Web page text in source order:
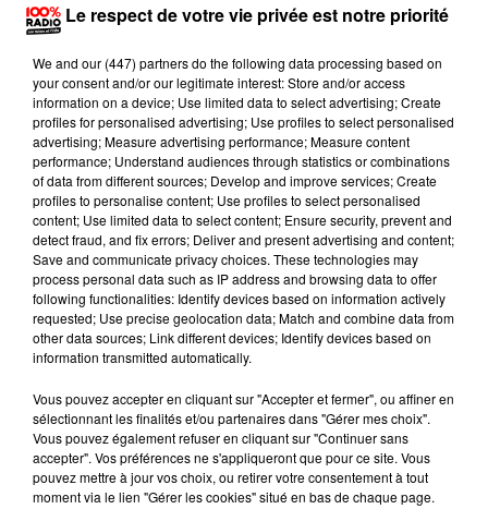
Lecture (2 min 21 sec)
Emmanuel Bouisset
100% Chez vous dans le Tarn
27 mai 2025 - 2 min 21 sec
PODCAST DE L'ÉMISSION 100% CHEZ VOUS
AVEC LA FÊTE DES QUARTIERS DE
L'ASSOCIATION BREUIL MAZICOU.
Pour la 52e édition " la fête des quartiers" de laVille
d'Albiavec l'associationAssociation Breuil Mazicou
Animation sport santé, loto, concours de pétanque et
Le respect de votre vie privée est notre priorité
We and our (447) partnersdo the following data processing based on
your consent and/or our legitimate interest: Store and/or access
information on a device; Use limited data to select advertising; Create
profiles for personalised advertising; Use profiles to select personalised
advertising; Measure advertising performance; Measure content
performance; Understand audiences through statistics or combinations
of data from different sources; Develop and improve services; Create
profiles to personalise content; Use profiles to select personalised
content; Use limited data to select content; Ensure security, prevent and
detect fraud, and fix errors; Deliver and present advertising and content;
Save and communicate privacy choices. These technologies may
process personal data such as IP address and browsing data to offer
following functionalities: Identify devices based on information actively
requested; Use precise geolocation data; Match and combine data from
other data sources; Link different devices; Identify devices based on
information transmitted automatically.
Vous pouvez accepter en cliquant sur "Accepter et fermer", ou affiner en
sélectionnant les finalités et/ou partenaires dans "Gérer mes choix".
Vous pouvez également refuser en cliquant sur "Continuer sans
accepter". Vos préférences ne s'appliqueront que pour ce site. Vous
pouvez mettre à jour vos choix, ou retirer votre consentement à tout
moment via le lien "Gérer les cookies" situé en bas de chaque page.